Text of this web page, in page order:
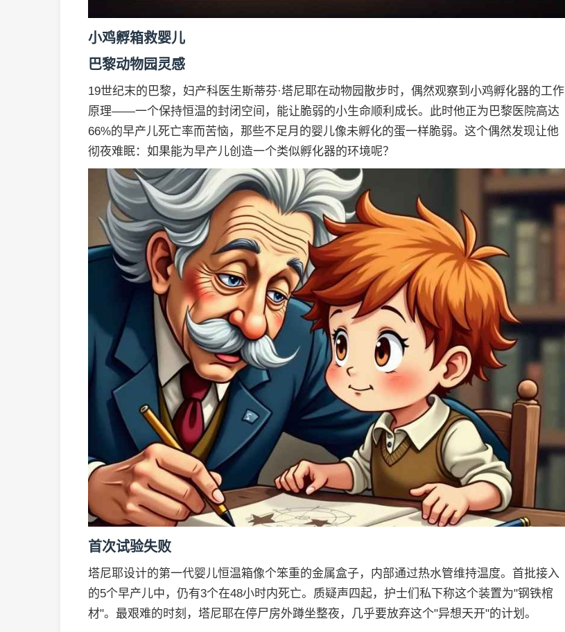
小鸡孵箱救婴儿
巴黎动物园灵感
19世纪末的巴黎，妇产科医生斯蒂芬·塔尼耶在动物园散步时，偶然观察到小鸡孵化器的工作
原理——一个保持恒温的封闭空间，能让脆弱的小生命顺利成长。此时他正为巴黎医院高达
66%的早产儿死亡率而苦恼，那些不足月的婴儿像未孵化的蛋一样脆弱。这个偶然发现让他
彻夜难眠：如果能为早产儿创造一个类似孵化器的环境呢？
首次试验失败
塔尼耶设计的第一代婴儿恒温箱像个笨重的金属盒子，内部通过热水管维持温度。首批接入
的5个早产儿中，仍有3个在48小时内死亡。质疑声四起，护士们私下称这个装置为"钢铁棺
材"。最艰难的时刻，塔尼耶在停尸房外蹲坐整夜，几乎要放弃这个"异想天开"的计划。